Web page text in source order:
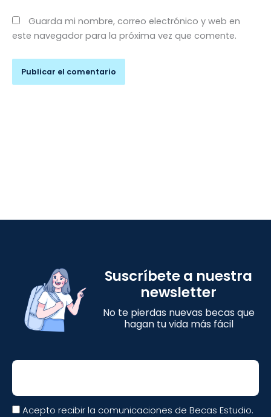
Guarda mi nombre, correo electrónico y web en
este navegador para la próxima vez que comente.
Suscríbete a nuestra
newsletter
No te pierdas nuevas becas que
hagan tu vida más fácil
Email
Acepto recibir la comunicaciones de Becas Estudio.